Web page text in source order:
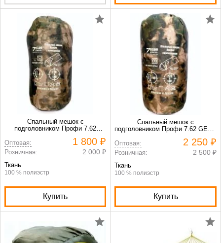
Спальный мешок с
подголовником Профи 7.62
Оптовая:
1 800 ₽
Розничная: 2 000 ₽
Ткань
100 % полиэстр
Купить
Спальный мешок с
подголовником Профи 7.62 GEAR
Оптовая:
2 250 ₽
Розничная: 2 500 ₽
Ткань
100 % полиэстр
Купить